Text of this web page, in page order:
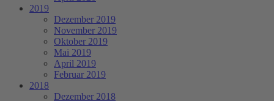
2019
Dezember 2019
November 2019
Oktober 2019
Mai 2019
April 2019
Februar 2019
2018
Dezember 2018